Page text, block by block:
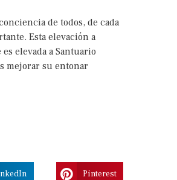
de todos, de cada
Esta elevación a
elevada a Santuario
mejorar su entonar
Pinterest